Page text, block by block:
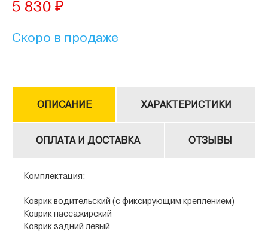
5 830 ₽
Скоро в продаже
ОПИСАНИЕ ХАРАКТЕРИСТИКИ
ОПЛАТА И ДОСТАВКА ОТЗЫВЫ
Комплектация:
Коврик водительский (с фиксирующим креплением)
Коврик пассажирский
Коврик задний левый